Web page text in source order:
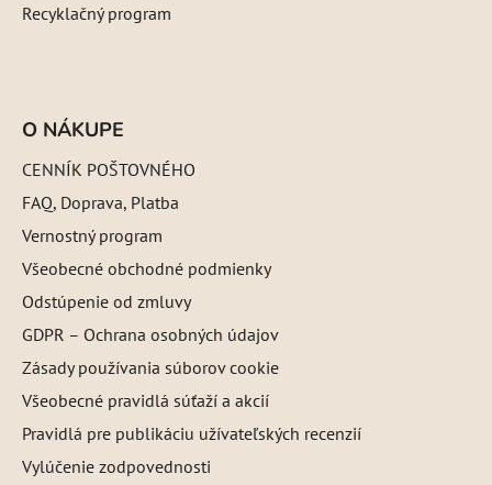
Recyklačný program
O NÁKUPE
CENNÍK POŠTOVNÉHO
FAQ, Doprava, Platba
Vernostný program
Všeobecné obchodné podmienky
Odstúpenie od zmluvy
GDPR – Ochrana osobných údajov
Zásady používania súborov cookie
Všeobecné pravidlá súťaží a akcií
Pravidlá pre publikáciu užívateľských recenzií
Vylúčenie zodpovednosti